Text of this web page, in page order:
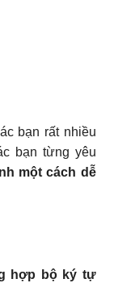
bạn rất nhiều
bạn từng yêu
một cách dễ
hợp bộ ký tự